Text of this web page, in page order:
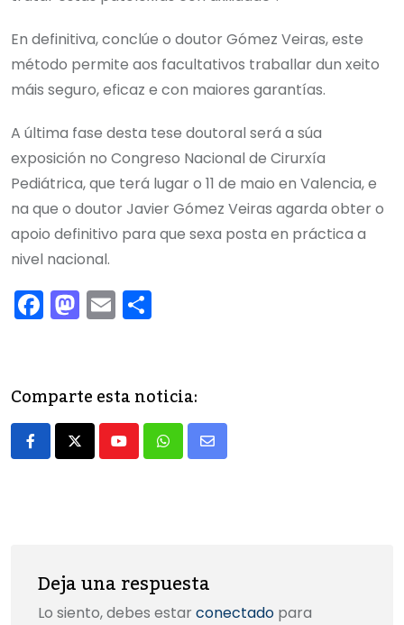
En definitiva, conclúe o doutor Gómez Veiras, este
método permite aos facultativos traballar dun xeito
máis seguro, eficaz e con maiores garantías.
A última fase desta tese doutoral será a súa
exposición no Congreso Nacional de Cirurxía
Pediátrica, que terá lugar o 11 de maio en Valencia, e
na que o doutor Javier Gómez Veiras agarda obter o
apoio definitivo para que sexa posta en práctica a
nivel nacional.
F
a
e
b
o
M
a
o
d
o
E
m
l p
ar
tir
Comparte esta noticia:
YoutubeWhatsapp
Share
Deja una respuesta
Lo siento, debes estar conectado para